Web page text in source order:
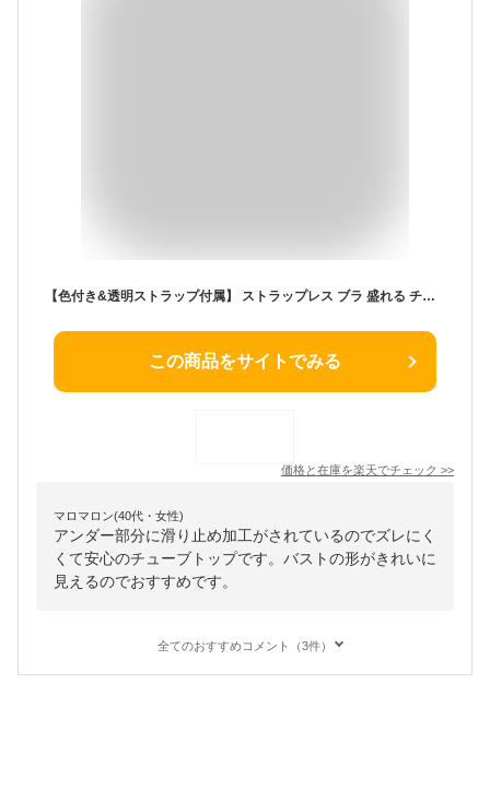
【色付き&透明ストラップ付属】 ストラップレス ブラ 盛れる チューブトップ ブラ カップ付 ずれない 落ちない シームレス ノンワイヤー ドレス下着 ブラジャー 肩紐なし 紐なしブラ ドレス用 ブラジャー ブライダルインナー オフショル ハーフカップ 脇高
この商品をサイトでみる
価格と在庫を楽天でチェック >>
マロマロン(40代・女性)
アンダー部分に滑り止め加工がされているのでズレにく
くて安心のチューブトップです。バストの形がきれいに
見えるのでおすすめです。
全てのおすすめコメント（3件）